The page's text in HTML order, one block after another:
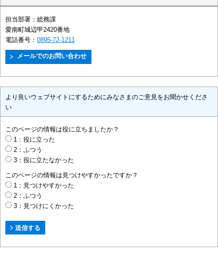
担当部署： 総務課
愛南町城辺甲2420番地
電話番号： 0895-72-1211
より良いウェブサイトにするためにみなさまのご意見をお聞かせくださ
い
このページの情報は役に立ちましたか？
1：役に立った
2：ふつう
3：役に立たなかった
このページの情報は見つけやすかったですか？
1：見つけやすかった
2：ふつう
3：見つけにくかった